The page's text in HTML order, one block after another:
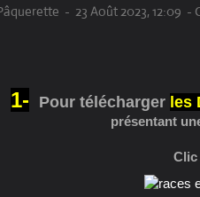
- 23 Août 2023, 12:09 -
1- Pour télécharger les
présentant
Clic